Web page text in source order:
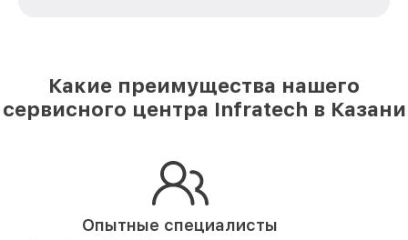
Какие преимущества нашего
сервисного центра Infratech в Казани
Опытные специалисты